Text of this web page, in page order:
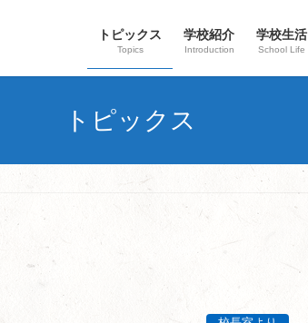
トピックス
Topics
学校紹介
Introduction
学校生活
School Life
トピックス